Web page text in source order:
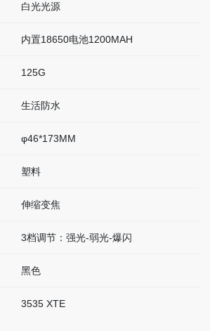
白光光源
内置18650电池1200MAH
125G
生活防水
φ46*173MM
塑料
伸缩变焦
3档调节：强光-弱光-爆闪
黑色
3535 XTE